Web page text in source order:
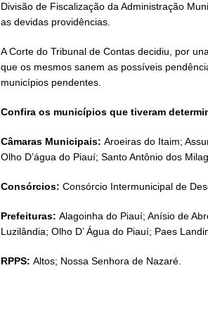
Divisão de Fiscalização da Administração
as devidas providências.
A Corte do Tribunal de Contas decidiu, por
que os mesmos sanem as possíveis
municípios pendentes.
Confira os municípios que tiveram
Câmaras Municipais: Aroeiras do Itaim;
Olho D’água do Piauí; Santo Antônio dos
Consórcios: Consórcio Intermunicipal de
Prefeituras: Alagoinha do Piauí; Anísio de
Luzilândia; Olho D’ Água do Piauí; Paes
RPPS: Altos; Nossa Senhora de Nazaré.